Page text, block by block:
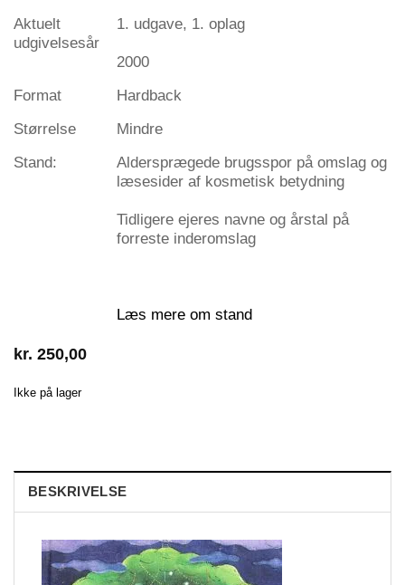
Aktuelt
udgivelsesår
1. udgave, 1. oplag
2000
Format
Hardback
Størrelse
Mindre
Stand:
Aldersprægede brugsspor på omslag og
læsesider af kosmetisk betydning
Tidligere ejeres navne og årstal på
forreste inderomslag
Læs mere om stand
kr. 250,00
Ikke på lager
BESKRIVELSE